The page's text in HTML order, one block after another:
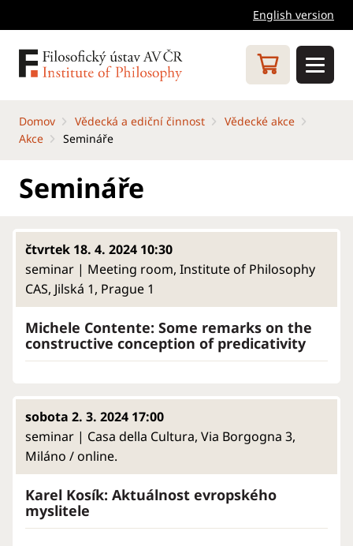
English version
Domov Vědecká a ediční činnost
Vědecké akce
Akce
Semináře
Semináře
čtvrtek 18. 4. 2024 10:30
seminar | Meeting room, Institute of Philosophy
CAS, Jilská 1, Prague 1
Michele Contente: Some remarks on the
constructive conception of predicativity
sobota 2. 3. 2024 17:00
seminar | Casa della Cultura, Via Borgogna 3,
Miláno / online.
Karel Kosík: Aktuálnost evropského
myslitele